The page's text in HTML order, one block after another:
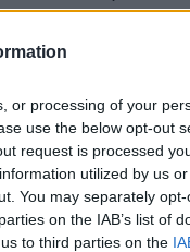
or processing of your
use the below opt-out
request is processed
utilized by us
You may separately
on the IAB’s list of
to third parties on the
που
έγινε
στο
μεταφέρθηκε